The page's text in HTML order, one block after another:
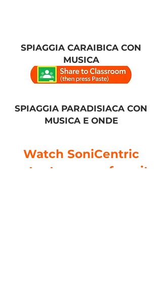
SPIAGGIA CARAIBICA CON
MUSICA
SPIAGGIA PARADISIACA CON
MUSICA E ONDE
Watch SoniCentric
content on your favorite